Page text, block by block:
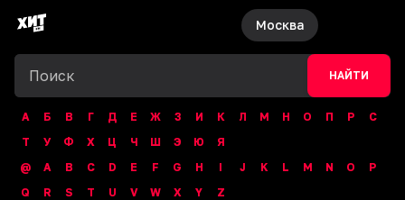
Москва
НАЙТИ
А Б В Г Д Е Ж З И К Л М Н О П Р
С
Т
У Ф Х Ц Ч Ш Э Ю
Я
@
A B C D E F G H I J K L M N O
P
Q
R S T U V W X Y Z